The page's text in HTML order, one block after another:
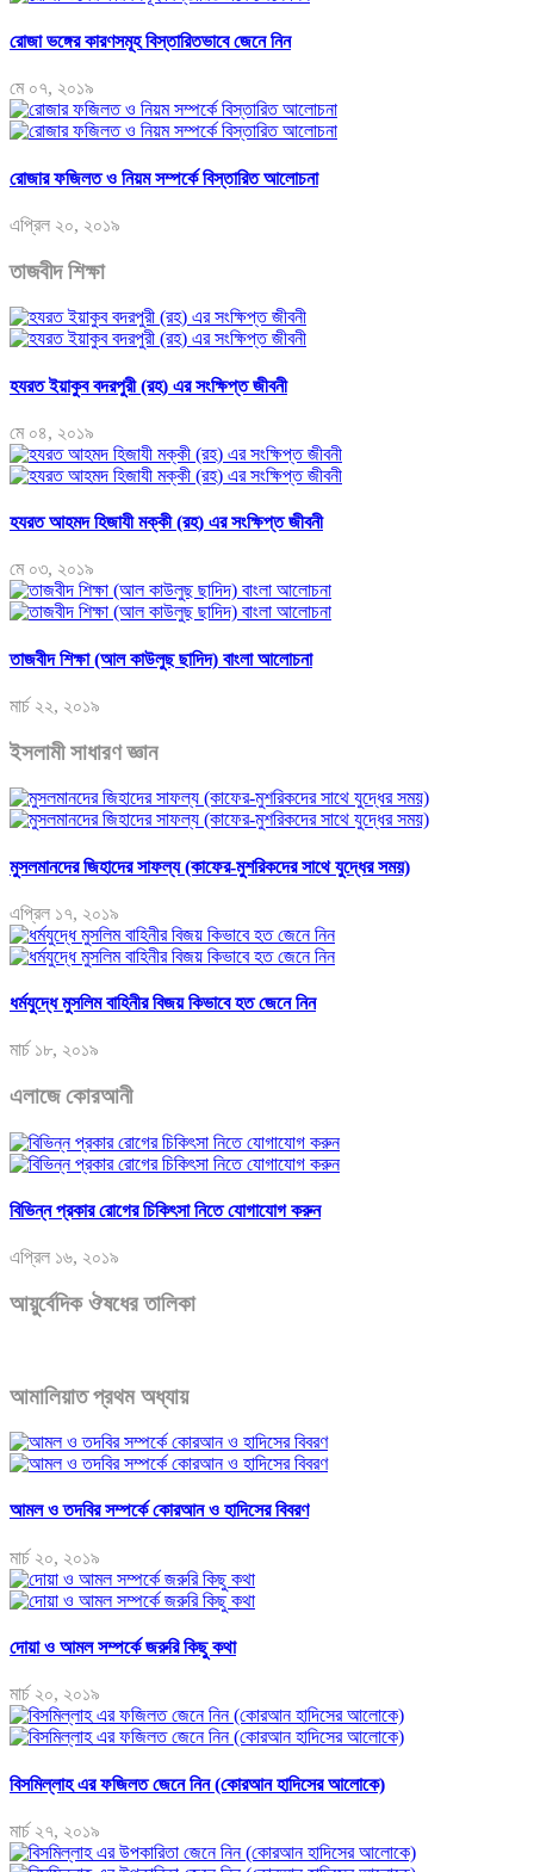
রোজা ভঙ্গের কারণসমূহ বিস্তারিতভাবে জেনে নিন
মে ০৭, ২০১৯
রোজার ফজিলত ও নিয়ম সম্পর্কে বিস্তারিত আলোচনা
এপ্রিল ২০, ২০১৯
তাজবীদ শিক্ষা
হযরত ইয়াকুব বদরপুরী (রহ) এর সংক্ষিপ্ত জীবনী
মে ০৪, ২০১৯
হযরত আহমদ হিজাযী মক্কী (রহ) এর সংক্ষিপ্ত জীবনী
মে ০৩, ২০১৯
তাজবীদ শিক্ষা (আল কাউলুছ ছাদিদ) বাংলা আলোচনা
মার্চ ২২, ২০১৯
ইসলামী সাধারণ জ্ঞান
মুসলমানদের জিহাদের সাফল্য (কাফের-মুশরিকদের সাথে যুদ্ধের সময়)
এপ্রিল ১৭, ২০১৯
ধর্মযুদ্ধে মুসলিম বাহিনীর বিজয় কিভাবে হত জেনে নিন
মার্চ ১৮, ২০১৯
এলাজে কোরআনী
বিভিন্ন প্রকার রোগের চিকিৎসা নিতে যোগাযোগ করুন
এপ্রিল ১৬, ২০১৯
আয়ুর্বেদিক ঔষধের তালিকা
আমালিয়াত প্রথম অধ্যায়
আমল ও তদবির সম্পর্কে কোরআন ও হাদিসের বিবরণ
মার্চ ২০, ২০১৯
দোয়া ও আমল সম্পর্কে জরুরি কিছু কথা
মার্চ ২০, ২০১৯
বিসমিল্লাহ এর ফজিলত জেনে নিন (কোরআন হাদিসের আলোকে)
মার্চ ২৭, ২০১৯